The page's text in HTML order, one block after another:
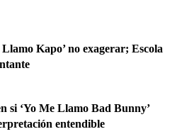
Kapo’ no exagerar; Escola
si ‘Yo Me Llamo Bad Bunny’
entendible